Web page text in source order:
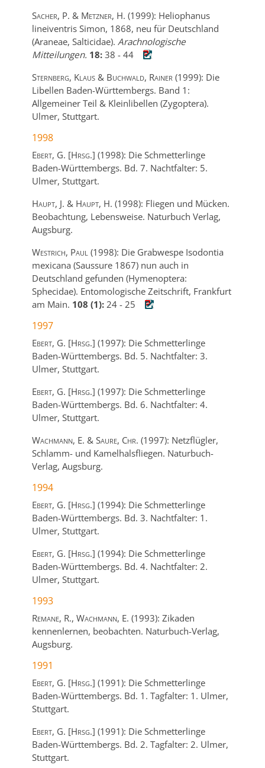
Sacher, P. & Metzner, H.(1999): Heliophanus
lineiventris Simon, 1868, neu für Deutschland
(Araneae, Salticidae).Arachnologische
Mitteilungen. 18:38 -44
Sternberg, Klaus & Buchwald, Rainer(1999): Die
Libellen Baden-Württembergs. Band 1:
Allgemeiner Teil & Kleinlibellen (Zygoptera).
Ulmer,Stuttgart.
1998
Ebert, G. [Hrsg.](1998): Die Schmetterlinge
Baden-Württembergs. Bd. 7. Nachtfalter: 5.
Ulmer,Stuttgart.
Haupt, J. & Haupt, H.(1998): Fliegen und Mücken.
Beobachtung, Lebensweise. Naturbuch Verlag,
Augsburg.
Westrich, Paul(1998): Die Grabwespe Isodontia
mexicana (Saussure 1867) nun auch in
Deutschland gefunden (Hymenoptera:
Sphecidae). Entomologische Zeitschrift, Frankfurt
am Main. 108 (1):24 -25
1997
Ebert, G. [Hrsg.](1997): Die Schmetterlinge
Baden-Württembergs. Bd. 5. Nachtfalter: 3.
Ulmer,Stuttgart.
Ebert, G. [Hrsg.](1997): Die Schmetterlinge
Baden-Württembergs. Bd. 6. Nachtfalter: 4.
Ulmer,Stuttgart.
Wachmann, E. & Saure, Chr.(1997): Netzflügler,
Schlamm- und Kamelhalsfliegen. Naturbuch-
Verlag,Augsburg.
1994
Ebert, G. [Hrsg.](1994): Die Schmetterlinge
Baden-Württembergs. Bd. 3. Nachtfalter: 1.
Ulmer,Stuttgart.
Ebert, G. [Hrsg.](1994): Die Schmetterlinge
Baden-Württembergs. Bd. 4. Nachtfalter: 2.
Ulmer,Stuttgart.
1993
Remane, R., Wachmann, E.(1993):Zikaden
kennenlernen, beobachten. Naturbuch-Verlag,
Augsburg.
1991
Ebert, G. [Hrsg.](1991): Die Schmetterlinge
Baden-Württembergs. Bd. 1. Tagfalter: 1. Ulmer,
Stuttgart.
Ebert, G. [Hrsg.](1991): Die Schmetterlinge
Baden-Württembergs. Bd. 2. Tagfalter: 2. Ulmer,
Stuttgart.